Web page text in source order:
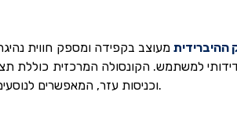
ההיברידיתמעוצב בקפידה ומספק חווית
שמקל על הניווט בין ההגדרות השונות. הוא כולל קישוריות בלוטות’, יציאות USB וכניסות עזר, המאפשרים לנוסעים לחבר את המכשירים שלהם.